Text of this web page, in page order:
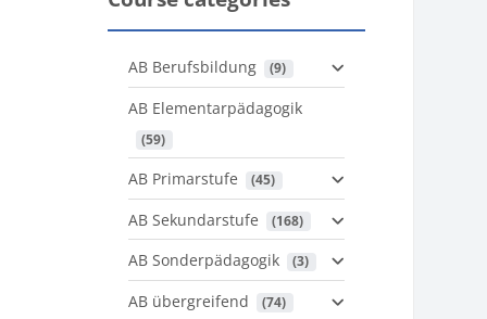
AB Berufsbildung (9)
AB Elementarpädagogik
(59)
AB Primarstufe (45)
AB Sekundarstufe (168)
AB Sonderpädagogik (3)
AB übergreifend (74)